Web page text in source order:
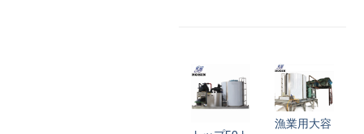
漁業用大容